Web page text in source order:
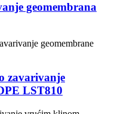
geomembrana
zavarivanje
LST810